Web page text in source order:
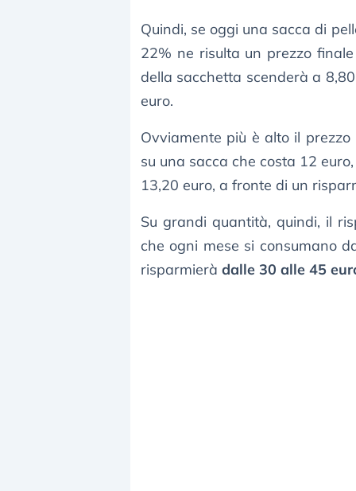
Quindi, se oggi una sacca di
22% ne risulta un prezzo
della sacchetta scenderà a
euro.
Ovviamente più è alto il
su una sacca che costa 12
13,20 euro, a fronte di un
Su grandi quantità, quindi, il
che ogni mese si consumano
risparmierà dalle 30 alle 45